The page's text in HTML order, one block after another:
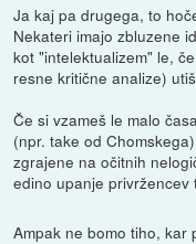
Ja kaj pa drugega, to
Nekateri imajo zbluzene
kot "intelektualizem" le,
resne kritične analize)
Če si vzameš le malo
(npr. take od
zgrajene na očitnih
edino upanje
Ampak ne bomo tiho, kar